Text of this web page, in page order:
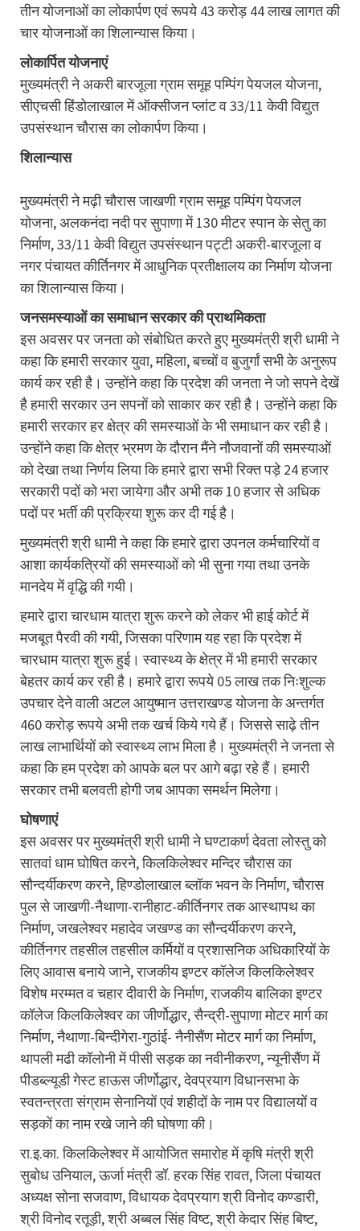
तीन योजनाओं का लोकार्पण एवं रूपये 43 करोड़ 44 लाख लागत की
चार योजनाओं का शिलान्यास किया।
लोकार्पित योजनाएं
मुख्यमंत्री ने अकरी बारजूला ग्राम समूह पम्पिंग पेयजल योजना,
सीएचसी हिंडोलाखाल में ऑक्सीजन प्लांट व 33/11 केवी विद्युत
उपसंस्थान चौरास का लोकार्पण किया।
शिलान्यास
मुख्यमंत्री ने मढ़ी चौरास जाखणी ग्राम समूह पम्पिंग पेयजल
योजना, अलकनंदा नदी पर सुपाणा में 130 मीटर स्पान के सेतु का
निर्माण, 33/11 केवी विद्युत उपसंस्थान पट्टी अकरी-बारजूला व
नगर पंचायत कीर्तिनगर में आधुनिक प्रतीक्षालय का निर्माण योजना
का शिलान्यास किया।
जनसमस्याओं का समाधान सरकार की प्राथमिकता
इस अवसर पर जनता को संबोधित करते हुए मुख्यमंत्री श्री धामी ने
कहा कि हमारी सरकार युवा, महिला, बच्चों व बुजुर्गां सभी के अनुरूप
कार्य कर रही है। उन्होंने कहा कि प्रदेश की जनता ने जो सपने देखें
है हमारी सरकार उन सपनों को साकार कर रही है। उन्होंने कहा कि
हमारी सरकार हर क्षेत्र की समस्याओं के भी समाधान कर रही है।
उन्होंने कहा कि क्षेत्र भ्रमण के दौरान मैंने नौजवानों की समस्याओं
को देखा तथा निर्णय लिया कि हमारे द्वारा सभी रिक्त पड़े 24 हजार
सरकारी पदों को भरा जायेगा और अभी तक 10 हजार से अधिक
पदों पर भर्ती की प्रक्रिया शुरू कर दी गई है।
मुख्यमंत्री श्री धामी ने कहा कि हमारे द्वारा उपनल कर्मचारियों व
आशा कार्यकत्रियों की समस्याओं को भी सुना गया तथा उनके
मानदेय में वृद्धि की गयी।
हमारे द्वारा चारधाम यात्रा शुरू करने को लेकर भी हाई कोर्ट में
मजबूत पैरवी की गयी, जिसका परिणाम यह रहा कि प्रदेश में
चारधाम यात्रा शुरू हुई। स्वास्थ्य के क्षेत्र में भी हमारी सरकार
बेहतर कार्य कर रही है। हमारे द्वारा रूपये 05 लाख तक निःशुल्क
उपचार देने वाली अटल आयुष्मान उत्तराखण्ड योजना के अन्तर्गत
460 करोड़ रूपये अभी तक खर्च किये गये हैं। जिससे साढ़े तीन
लाख लाभार्थियों को स्वास्थ्य लाभ मिला है। मुख्यमंत्री ने जनता से
कहा कि हम प्रदेश को आपके बल पर आगे बढ़ा रहे हैं। हमारी
सरकार तभी बलवती होगी जब आपका समर्थन मिलेगा।
घोषणाएं
इस अवसर पर मुख्यमंत्री श्री धामी ने घण्टाकर्ण देवता लोस्तु को
सातवां धाम घोषित करने, किलकिलेश्वर मन्दिर चौरास का
सौन्दर्यीकरण करने, हिण्डोलाखाल ब्लॉक भवन के निर्माण, चौरास
पुल से जाखणी-नैथाणा-रानीहाट-कीर्तिनगर तक आस्थापथ का
निर्माण, जखलेश्वर महादेव जखण्ड का सौन्दर्यीकरण करने,
कीर्तिनगर तहसील तहसील कर्मियों व प्रशासनिक अधिकारियों के
लिए आवास बनाये जाने, राजकीय इण्टर कॉलेज किलकिलेश्वर
विशेष मरम्मत व चहार दीवारी के निर्माण, राजकीय बालिका इण्टर
कॉलेज किलकिलेश्वर का जीर्णोद्धार, सैन्द्री-सुपाणा मोटर मार्ग का
निर्माण, नैथाणा-बिन्दीगेरा-गुठांई- नैनीसैंण मोटर मार्ग का निर्माण,
थापली मढी कॉलोनी में पीसी सड़क का नवीनीकरण, न्यूनीसैंण में
पीडब्ल्यूडी गेस्ट हाऊस जीर्णोद्धार, देवप्रयाग विधानसभा के
स्वतन्त्रता संग्राम सेनानियों एवं शहीदों के नाम पर विद्यालयों व
सड़कों का नाम रखे जाने की घोषणा की।
रा.इ.का. किलकिलेश्वर में आयोजित समारोह में कृषि मंत्री श्री
सुबोध उनियाल, ऊर्जा मंत्री डॉ. हरक सिंह रावत, जिला पंचायत
अध्यक्ष सोना सजवाण, विधायक देवप्रयाग श्री विनोद कण्डारी,
श्री विनोद रतूड़ी, श्री अब्बल सिंह विष्ट, श्री केदार सिंह बिष्ट,